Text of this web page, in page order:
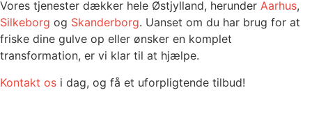
Vores tjenester dækker hele Østjylland, herunder Aarhus,
Silkeborg og Skanderborg. Uanset om du har brug for at
friske dine gulve op eller ønsker en komplet
transformation, er vi klar til at hjælpe.
Kontakt os i dag, og få et uforpligtende tilbud!